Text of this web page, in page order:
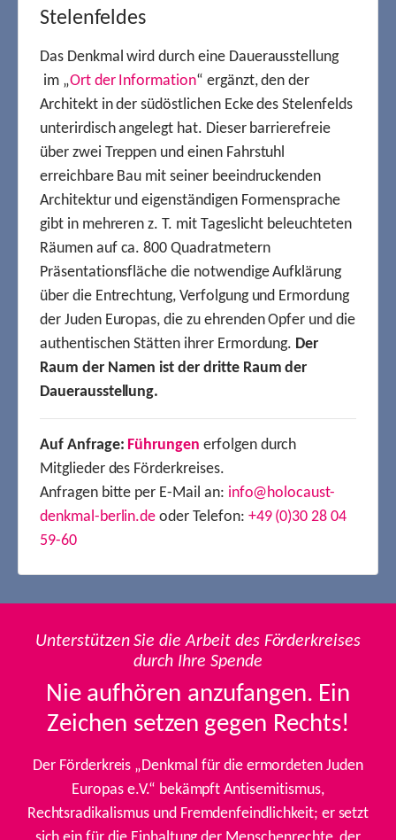
Stelenfeldes
Das Denkmal wird durch eine Dauerausstellung
im „Ort der Information“ ergänzt, den der
Architekt in der südöstlichen Ecke des Stelenfelds
unterirdisch angelegt hat. Dieser barrierefreie
über zwei Treppen und einen Fahrstuhl
erreichbare Bau mit seiner beeindruckenden
Architektur und eigenständigen Formensprache
gibt in mehreren z. T. mit Tageslicht beleuchteten
Räumen auf ca. 800 Quadratmetern
Präsentationsfläche die notwendige Aufklärung
über die Entrechtung, Verfolgung und Ermordung
der Juden Europas, die zu ehrenden Opfer und die
authentischen Stätten ihrer Ermordung. Der
Raum der Namen ist der dritte Raum der
Dauerausstellung.
Auf Anfrage: Führungen erfolgen durch
Mitglieder des Förderkreises.
Anfragen bitte per E-Mail an: info@holocaust-
denkmal-berlin.de oder Telefon: +49 (0)30 28 04
59-60
Unterstützen Sie die Arbeit des Förderkreises
durch Ihre Spende
Nie aufhören anzufangen. Ein
Zeichen setzen gegen Rechts!
Der Förderkreis „Denkmal für die ermordeten Juden
Europas e.V.“ bekämpft Antisemitismus,
Rechtsradikalismus und Fremdenfeindlichkeit; er setzt